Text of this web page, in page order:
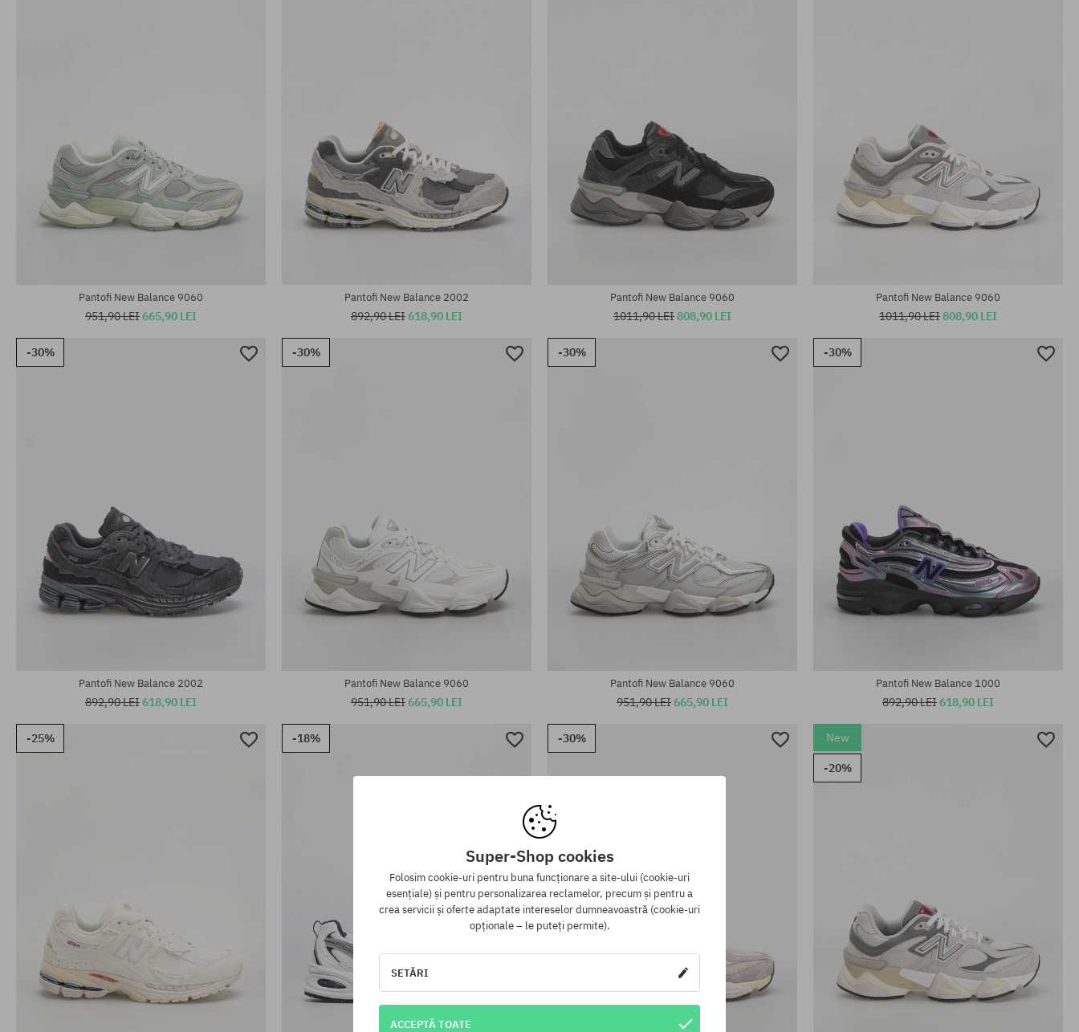
Pantofi New Balance 9060
951,90 LEI665,90 LEI
Pantofi New Balance 2002
892,90 LEI618,90 LEI
Pantofi New Balance 9060
1011,90 LEI808,90 LEI
Pantofi New Balance 9060
1011,90 LEI808,90 LEI
-30%
Pantofi New Balance 2002
892,90 LEI618,90 LEI
-30%
Pantofi New Balance 9060
951,90 LEI665,90 LEI
-30%
Pantofi New Balance 9060
951,90 LEI665,90 LEI
-30%
Pantofi New Balance 1000
892,90 LEI618,90 LEI
-25% -18% -30%
New
-20%
Super-Shop cookies
Folosim cookie-uri pentru buna funcționare a site-ului (cookie-uri
esențiale) și pentru personalizarea reclamelor, precum și pentru a
crea servicii și oferte adaptate intereselor dumneavoastră (cookie-uri
opționale – le puteți permite).
SETĂRI
ACCEPTĂ TOATE